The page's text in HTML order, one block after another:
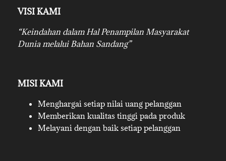
VISI KAMI
“Keindahan dalam Hal Penampilan Masyarakat
Dunia melalui Bahan Sandang”
MISI KAMI
Menghargai setiap nilai uang pelanggan
Memberikan kualitas tinggi pada produk
Melayani dengan baik setiap pelanggan